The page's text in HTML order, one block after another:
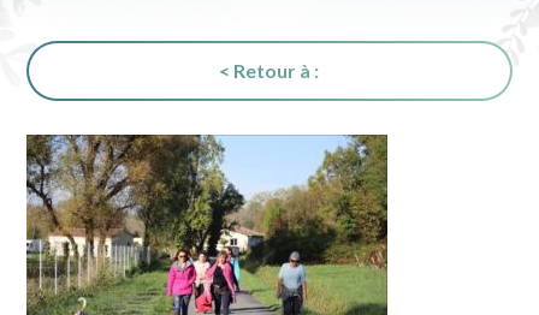
< Retour à :